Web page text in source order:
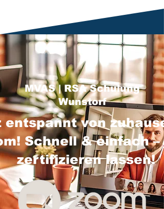
MVAS | RSA Schulung
Wunstorf
entspannt von
Schnell & einfach –
zertifizieren lassen!